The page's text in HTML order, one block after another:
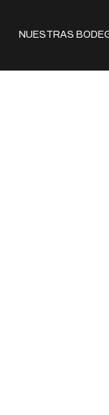
NUESTRAS